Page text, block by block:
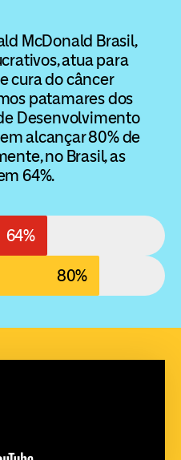
McDonald Brasil,
atua para
cura do câncer
patamares dos
Desenvolvimento
alcançar 80% de
no Brasil, as
64%.
64%
80%